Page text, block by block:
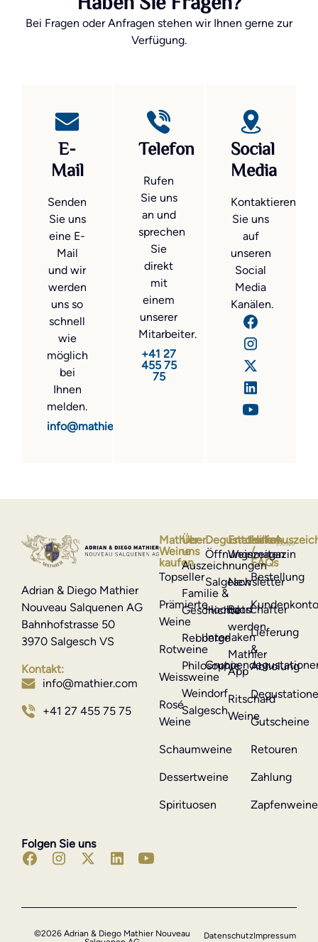
Bei Fragen oder Anfragen stehen wir Ihnen gerne zur
Verfügung.
E-
Mail
Senden
Sie uns
eine E-
Mail
und wir
werden
uns so
schnell
wie
möglich
bei
Ihnen
melden.
info@mathier.com
Telefon
Rufen
Sie uns
an und
sprechen
Sie
direkt
mit
einem
unserer
Mitarbeiter.
+41 27
455 75
75
Social
Media
Kontaktieren
Sie uns
auf
unseren
Social
Media
Kanälen.
Adrian & Diego Mathier
Nouveau Salquenen AG
Bahnhofstrasse 50
3970 Salgesch VS
Kontakt:
info@mathier.com
+41 27 455 75 75
Folgen Sie uns
Mathier-
Weine
kaufen
Topseller
Prämierte
Weine
Rotweine
Weissweine
Rosé
Weine
Schaumweine
Dessertweine
Spirituosen
Hilfe
/
FAQs
Bestellung
Lieferung
&
Abholung
Gutscheine
Retouren
Zahlung
Zapfenweine
Entdecken
Weinmagazin
Newsletter
Botschafter
werden
Mathier
App
Ritschard
Weine
Degustationen
Öffnungszeiten
Salgesch
Hochdorf
Interlaken
Über
uns
Auszeichnungen
Familie &
Geschichte
Rebberge
Philosophie
Weindorf
Salgesch
©2026 Adrian & Diego Mathier Nouveau
DatenschutzImpressum